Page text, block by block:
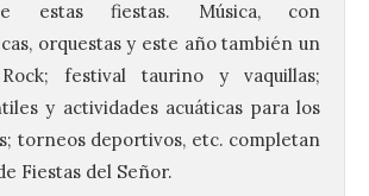
estas fiestas. Música, con
orquestas y este año también un
festival taurino y vaquillas;
y actividades acuáticas para los
torneos deportivos, etc. completan
Fiestas del Señor.